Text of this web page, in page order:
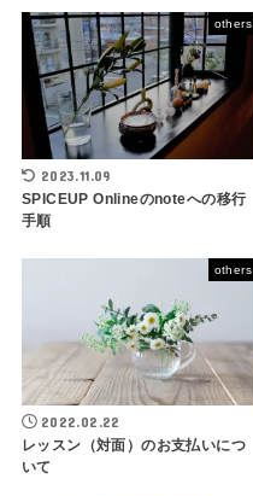
others
2023.11.09
SPICEUP Onlineのnoteへの移行
手順
others
2022.02.22
レッスン（対面）のお支払いにつ
いて